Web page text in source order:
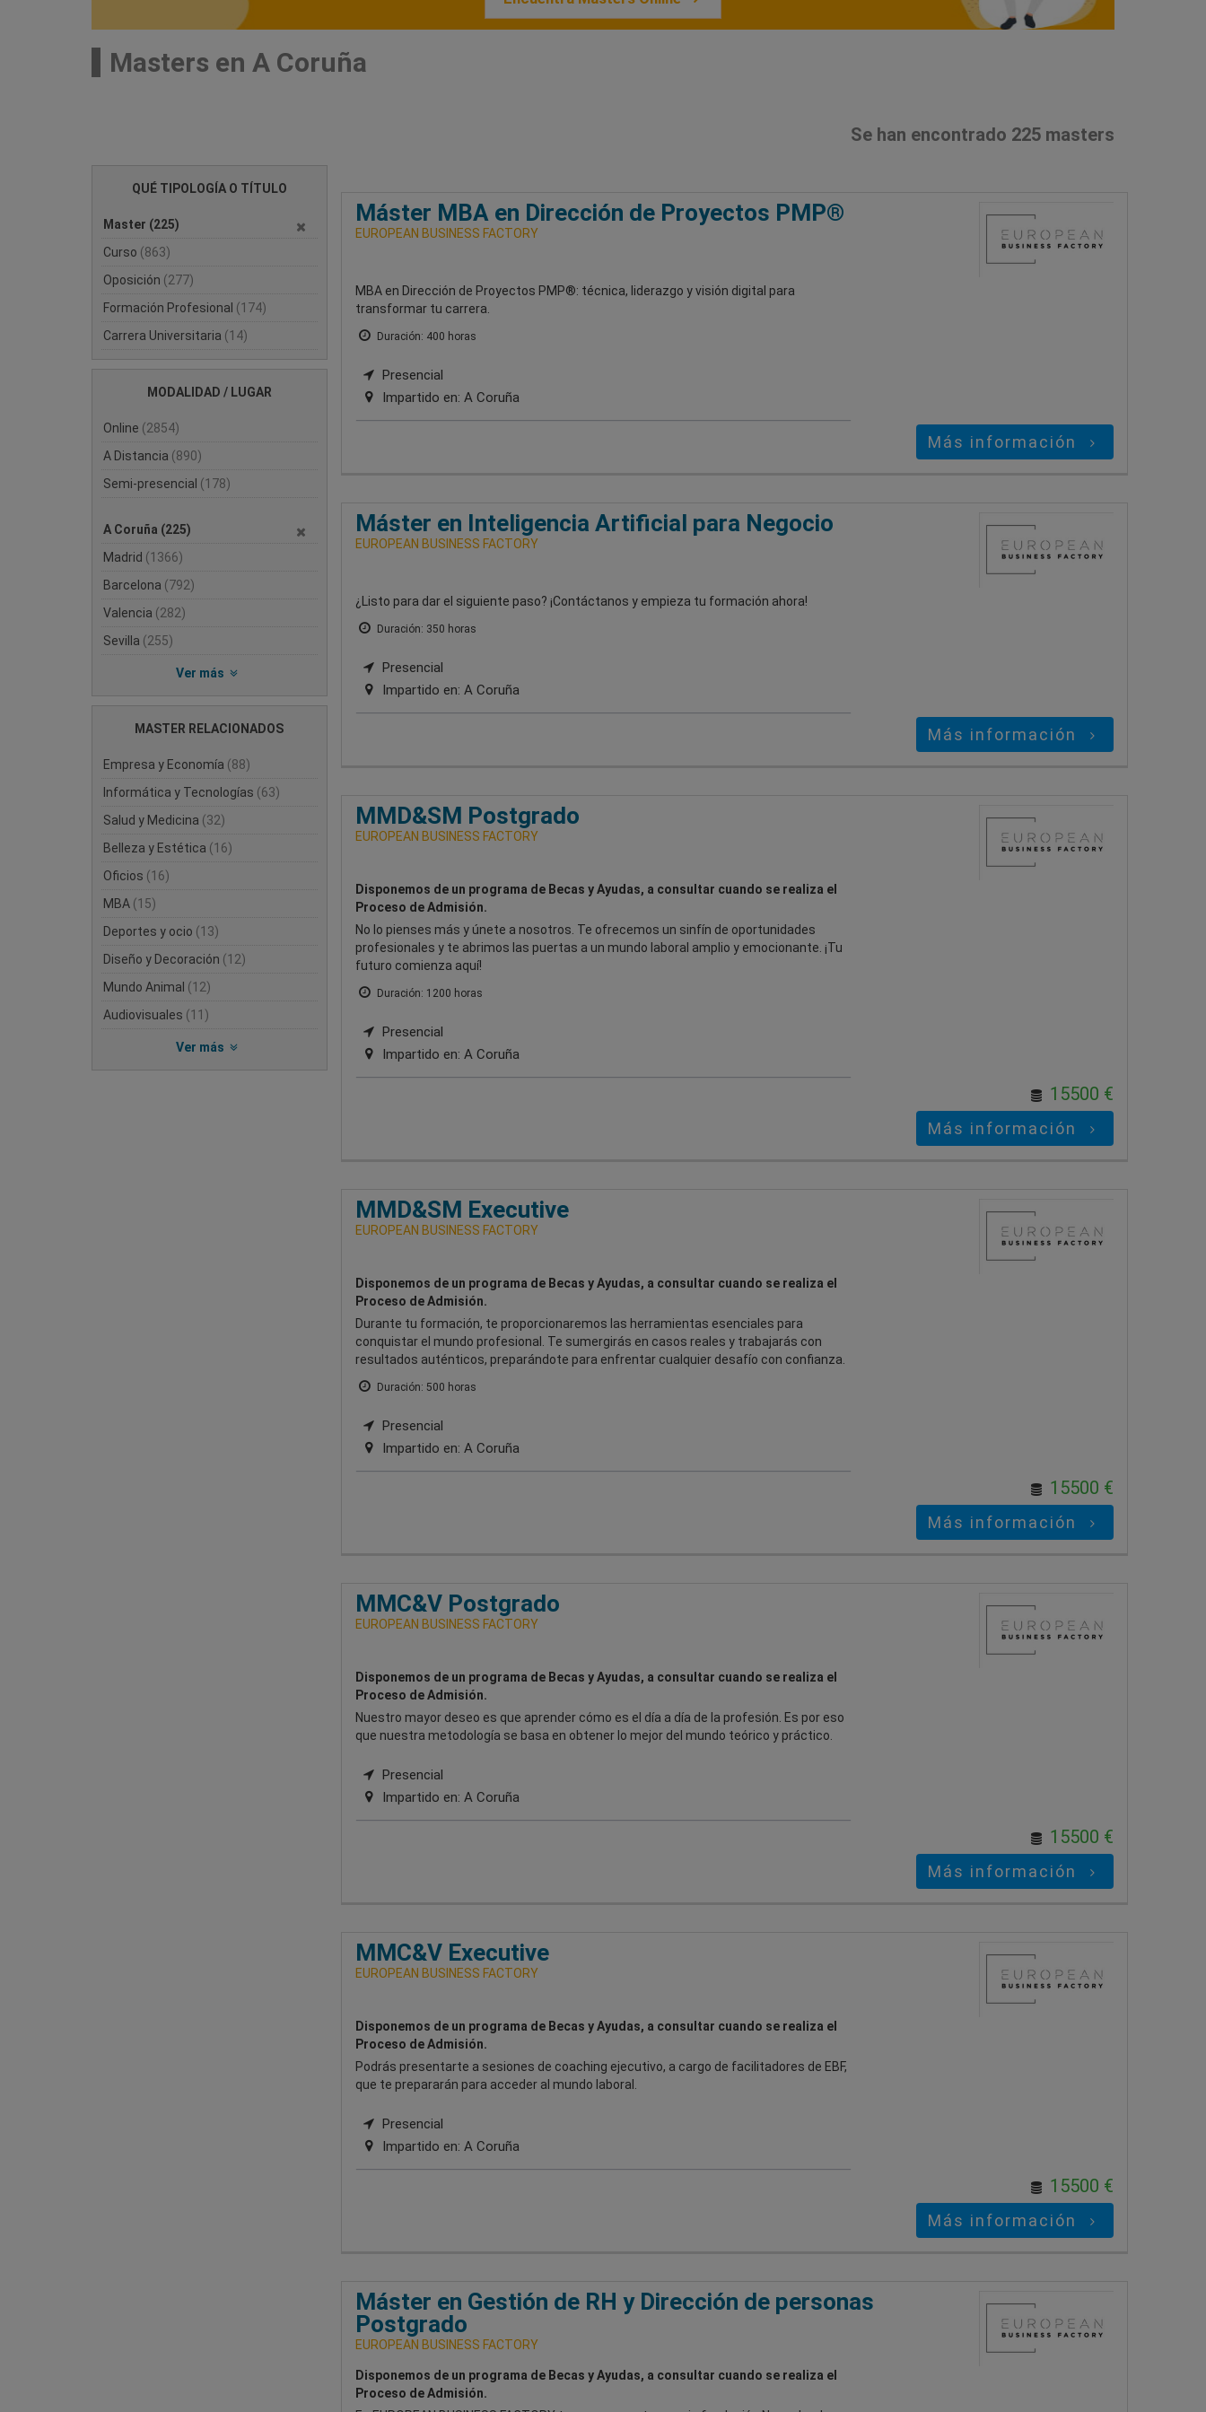
Masters en A Coruña
Se han encontrado 225 masters
QUÉ TIPOLOGÍA O TÍTULO
Master (225)
Curso (863)
Oposición (277)
Formación Profesional (174)
Carrera Universitaria (14)
MODALIDAD / LUGAR
Online (2854)
A Distancia (890)
Semi-presencial (178)
A Coruña (225)
Madrid (1366)
Barcelona (792)
Valencia (282)
Sevilla (255)
Ver más
MASTER RELACIONADOS
Empresa y Economía (88)
Informática y Tecnologías (63)
Salud y Medicina (32)
Belleza y Estética (16)
Oficios (16)
MBA (15)
Deportes y ocio (13)
Diseño y Decoración (12)
Mundo Animal (12)
Audiovisuales (11)
Ver más
Máster MBA en Dirección de Proyectos PMP®
EUROPEAN BUSINESS FACTORY
MBA en Dirección de Proyectos PMP®: técnica, liderazgo y visión digital para
transformar tu carrera.
Duración: 400 horas
Presencial
Impartido en: A Coruña
Más información
Máster en Inteligencia Artificial para Negocio
EUROPEAN BUSINESS FACTORY
¿Listo para dar el siguiente paso? ¡Contáctanos y empieza tu formación ahora!
Duración: 350 horas
Presencial
Impartido en: A Coruña
Más información
MMD&SM Postgrado
EUROPEAN BUSINESS FACTORY
Disponemos de un programa de Becas y Ayudas, a consultar cuando se realiza el
Proceso de Admisión.
No lo pienses más y únete a nosotros. Te ofrecemos un sinfín de oportunidades
profesionales y te abrimos las puertas a un mundo laboral amplio y emocionante. ¡Tu
futuro comienza aquí!
Duración: 1200 horas
Presencial
Impartido en: A Coruña
15500 €
Más información
MMD&SM Executive
EUROPEAN BUSINESS FACTORY
Disponemos de un programa de Becas y Ayudas, a consultar cuando se realiza el
Proceso de Admisión.
Durante tu formación, te proporcionaremos las herramientas esenciales para
conquistar el mundo profesional. Te sumergirás en casos reales y trabajarás con
resultados auténticos, preparándote para enfrentar cualquier desafío con confianza.
Duración: 500 horas
Presencial
Impartido en: A Coruña
15500 €
Más información
MMC&V Postgrado
EUROPEAN BUSINESS FACTORY
Disponemos de un programa de Becas y Ayudas, a consultar cuando se realiza el
Proceso de Admisión.
Nuestro mayor deseo es que aprender cómo es el día a día de la profesión. Es por eso
que nuestra metodología se basa en obtener lo mejor del mundo teórico y práctico.
Presencial
Impartido en: A Coruña
15500 €
Más información
MMC&V Executive
EUROPEAN BUSINESS FACTORY
Disponemos de un programa de Becas y Ayudas, a consultar cuando se realiza el
Proceso de Admisión.
Podrás presentarte a sesiones de coaching ejecutivo, a cargo de facilitadores de EBF,
que te prepararán para acceder al mundo laboral.
Presencial
Impartido en: A Coruña
15500 €
Más información
Máster en Gestión de RH y Dirección de personas
Postgrado
EUROPEAN BUSINESS FACTORY
Disponemos de un programa de Becas y Ayudas, a consultar cuando se realiza el
Proceso de Admisión.